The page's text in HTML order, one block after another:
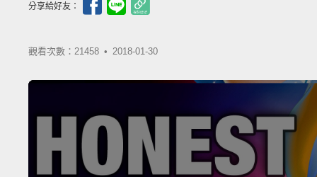
分享給好友：
觀看次數：21458 • 2018-01-30